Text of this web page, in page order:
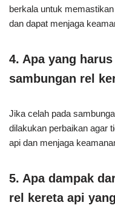
berkala untuk
dan dapat menjaga
4. Apa yang
sambungan rel
Jika celah pada
dilakukan perbaikan agar
api dan menjaga
5. Apa dampak
rel kereta api